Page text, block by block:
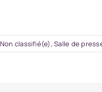
Non classifié(e),Salle de